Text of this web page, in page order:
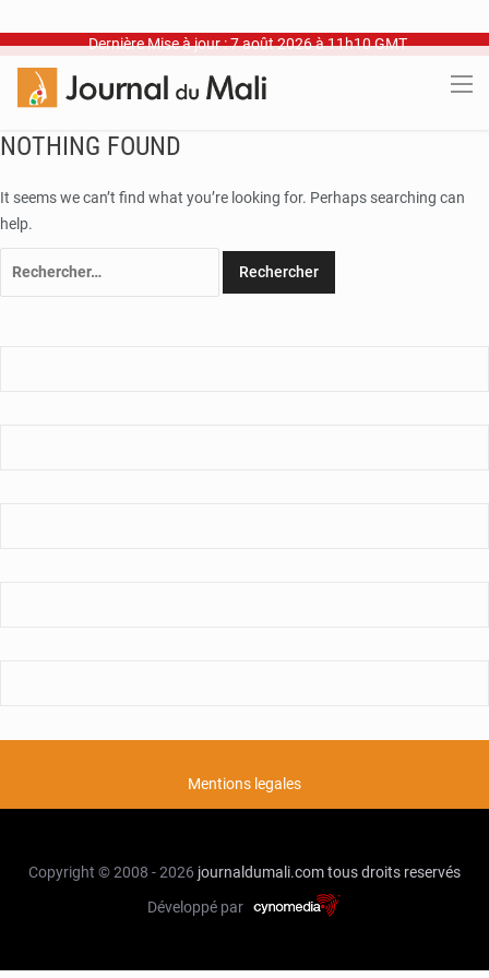
Dernière Mise à jour : 7 août 2026 à 11h10 GMT
NOTHING FOUND
It seems we can’t find what you’re looking for. Perhaps searching can
help.
Mentions legales
Copyright © 2008 - 2026 journaldumali.comtous droits reservés
Développé par